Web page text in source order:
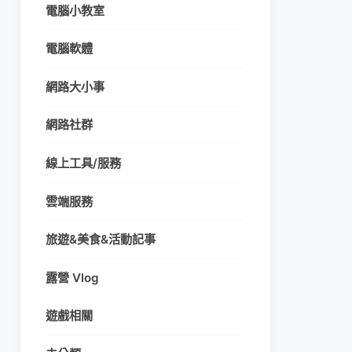
電腦小教室
電腦軟體
網路大小事
網路社群
線上工具/服務
雲端服務
旅遊&美食&活動記事
露營 Vlog
遊戲相關